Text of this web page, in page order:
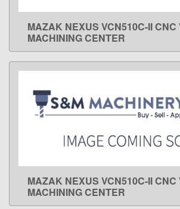
LEARN MORE
MAZAK NEXUS VCN510C-II
MACHINING CENTER
LEARN MORE
MAZAK NEXUS VCN510C-II
MACHINING CENTER